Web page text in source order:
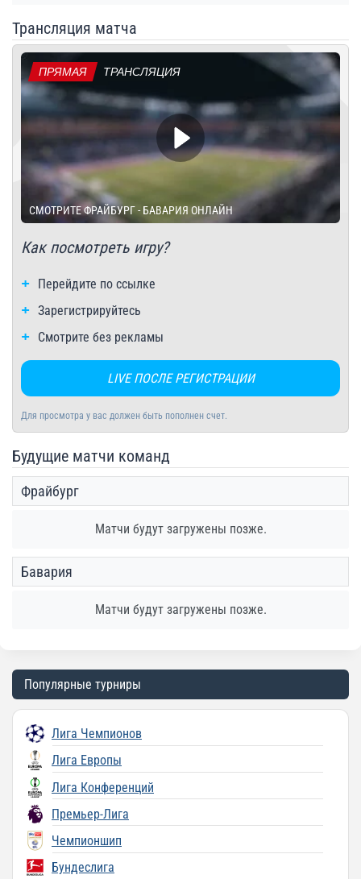
Трансляция матча
ПРЯМАЯ ТРАНСЛЯЦИЯ
СМОТРИТЕ ФРАЙБУРГ - БАВАРИЯ ОНЛАЙН
Как посмотреть игру?
Перейдите по ссылке
Зарегистрируйтесь
Смотрите без рекламы
LIVE ПОСЛЕ РЕГИСТРАЦИИ
Для просмотра у вас должен быть пополнен счет.
Будущие матчи команд
Фрайбург
Матчи будут загружены позже.
Бавария
Матчи будут загружены позже.
Популярные турниры
Лига Чемпионов
Лига Европы
Лига Конференций
Премьер-Лига
Чемпионшип
Бундеслига